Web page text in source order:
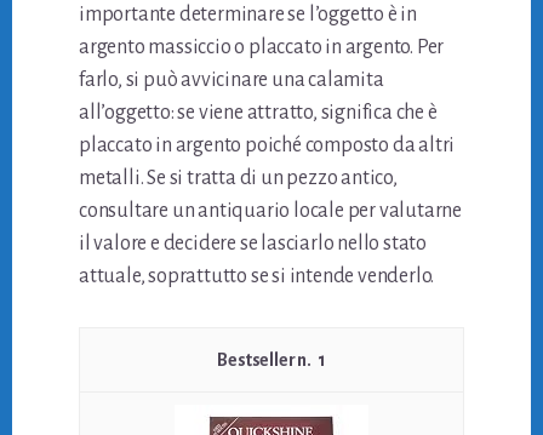
importante determinare se l’oggetto è in
argento massiccio o placcato in argento. Per
farlo, si può avvicinare una calamita
all’oggetto: se viene attratto, significa che è
placcato in argento poiché composto da altri
metalli. Se si tratta di un pezzo antico,
consultare un antiquario locale per valutarne
il valore e decidere se lasciarlo nello stato
attuale, soprattutto se si intende venderlo.
1